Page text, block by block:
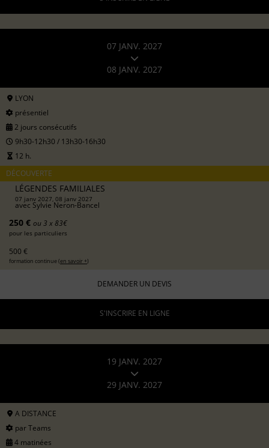
07 JANV. 2027
08 JANV. 2027
LYON
présentiel
2 jours consécutifs
9h30-12h30 / 13h30-16h30
12 h.
DÉCOUVERTE
LÉGENDES FAMILIALES
07 janv 2027, 08 janv 2027
avec Sylvie Neron-Bancel
250 € ou 3 x 83€
pour les particuliers
500 €
formation continue (en savoir +)
DEMANDER UN DEVIS
S'INSCRIRE EN LIGNE
19 JANV. 2027
29 JANV. 2027
A DISTANCE
par Teams
4 matinées